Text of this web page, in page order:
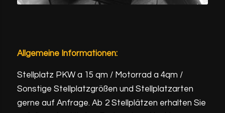
Allgemeine Informationen:
Stellplatz PKW a 15 qm / Motorrad a 4qm /
Sonstige Stellplatzgrößen und Stellplatzarten
gerne auf Anfrage. Ab 2 Stellplätzen erhalten Sie